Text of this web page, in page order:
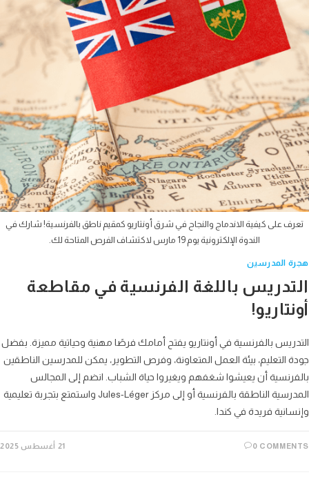
على كيفية الاندماج والنجاح في شرق أونتاريو كمقيم ناطق بالفرنسية! شارك في
الندوة الإلكترونية يوم 19 مارس لاكتشاف الفرص المتاحة لك.
المدرسين
باللغة الفرنسية في مقاطعة
بالفرنسية في أونتاريو يفتح أمامك فرصًا مهنية وحياتية مميزة. بفضل
التعليم، بيئة العمل المتعاونة، وفرص التطوير، يمكن للمدرسين الناطقين
أن يعيشوا شغفهم ويغيروا حياة الشباب. انضم إلى المجالس
المدرسية الناطقة بالفرنسية أو إلى مركز Jules-Léger واستمتع بتجربة تعليمية
فريدة في كندا.
0